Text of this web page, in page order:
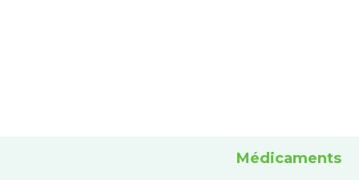
Médicaments